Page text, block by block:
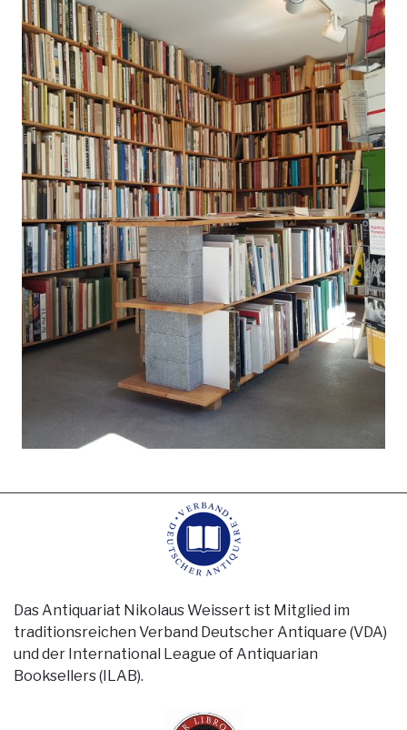
Das Antiquariat Nikolaus Weissert ist Mitglied im
traditionsreichen Verband Deutscher Antiquare (VDA)
und der International League of Antiquarian
Booksellers (ILAB).